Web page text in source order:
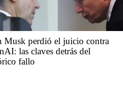
Musk perdió el juicio contra
las claves detrás del
fallo